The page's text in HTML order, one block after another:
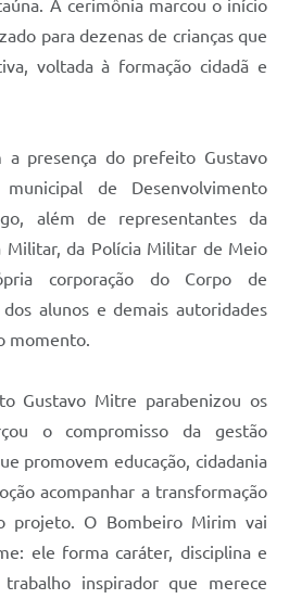
A cerimônia marcou o início
para dezenas de crianças que
voltada à formação cidadã e
presença do prefeito Gustavo
de Desenvolvimento
além de representantes da
Militar, da Polícia Militar de Meio
corporação do Corpo de
alunos e demais autoridades
momento.
Gustavo Mitre parabenizou os
o compromisso da gestão
promovem educação, cidadania
acompanhar a transformação
projeto. O Bombeiro Mirim vai
ele forma caráter, disciplina e
trabalho inspirador que merece